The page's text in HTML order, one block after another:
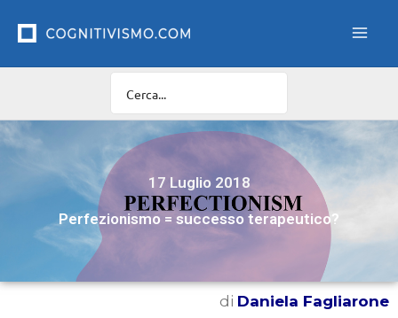
17 Luglio 2018
Perfezionismo = successo terapeutico?
di Daniela Fagliarone